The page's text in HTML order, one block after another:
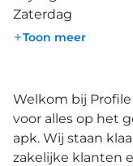
Zaterdag
Toon meer
Welkom bij
voor alles op het
apk. Wij staan
zakelijke klanten